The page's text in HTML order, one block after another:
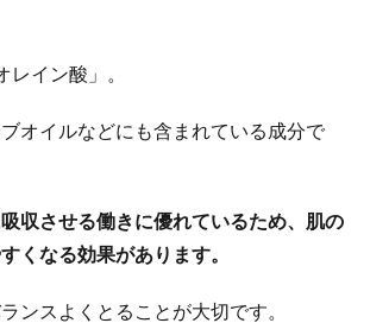
イン酸」。
オイルなどにも含まれている成分で
収させる働きに優れているため、肌の
くなる効果があります。
ンスよくとることが大切です。